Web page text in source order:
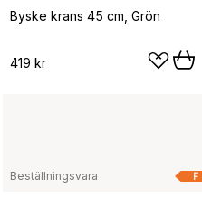
Byske krans 45 cm, Grön
419 kr
F
Beställningsvara